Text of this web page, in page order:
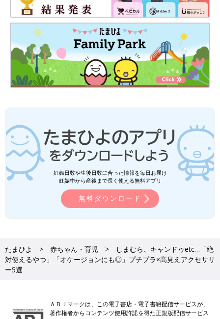
妊娠日数や生後日数に合った情報を毎日お届け
妊娠中から産後まで長く使える無料アプリ
無料ダウンロード
たまひよ 赤ちゃん・育児
しまむら、キャンドゥetc…「絶
対使えるやつ」「オケージョンにも◎」プチプラ×高見えアクセサリ
ー5選
ＡＢＪマークは、この電子書店・電子書籍配信サービスが、
著作権者からコンテンツ使用許諾を得た正規版配信サービス